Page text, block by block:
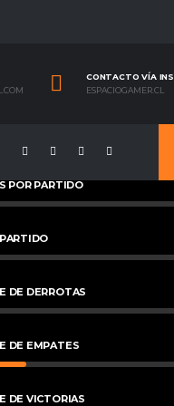
CONTACTO VÍA
ESPACIOGAMER.CL
POR PARTIDO
DE DERROTAS
DE EMPATES
DE VICTORIAS